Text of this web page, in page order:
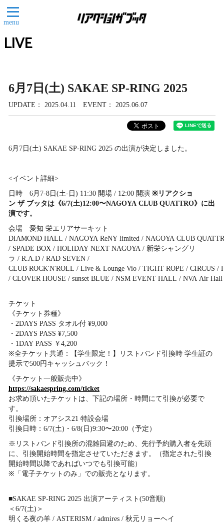
menu
LIVE
6月7日(土) SAKAE SP-RING 2025
UPDATE 2025.04.11 EVENT 2025.06.07
6月7日(土) SAKAE SP-RING 2025 の出演が決定しました。
<イベント詳細>
日時 6月7-8日(土-日) 11:30 開場 / 12:00 開演 ※リアクショ
ン ザ ブッタは《6/7(土)12:00〜NAGOYA CLUB QUATTRO》に出
演です。
会場 愛知 栄エリアサーキット
DIAMOND HALL / NAGOYA ReNY limited / NAGOYA CLUB
/ SPADE BOX / HOLIDAY NEXT NAGOYA / 新栄シャングリ
ラ / R.A.D / RAD SEVEN /
CLUB ROCK'N'ROLL / Live & Lounge Vio / TIGHT ROPE / CIRCUS /
/ CLOVER HOUSE / sunset BLUE / NSM EVENT HALL / NVA Air Hall
チケット
《チケット券種》
・2DAYS PASS タオル付 ¥9,000
・2DAYS PASS ¥7,500
・1DAY PASS ￥4,200
※全チケット共通：【学生限定！】リストバンド引換時 学生証の
提示で500円キャッシュバック！
《チケット一般販売中》
https://sakaespring.com/ticket
お求め頂いたチケットは、下記の場所・時間にて引換が必要で
す。
引換場所：オアシス21 特設会場
引換日時：6/7(土)・6/8(日)9:30〜20:00（予定）
※リストバンド引換所の混雑回避のため、先行予約購入者を先頭
に、引換開始時間を指定させていただきます。（指定された引換
開始時間以降であればいつでも引換可能）
※「電子チケットのみ」での販売となります。
■SAKAE SP-RING 2025 出演アーティスト(50音順)
＜6/7(土)＞
明くる夜の羊 / ASTERISM / admires / 秋元リョーヘイ